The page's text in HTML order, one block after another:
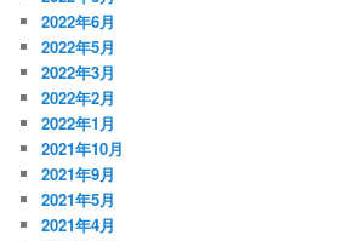
2022年6月
2022年5月
2022年3月
2022年2月
2022年1月
2021年10月
2021年9月
2021年5月
2021年4月